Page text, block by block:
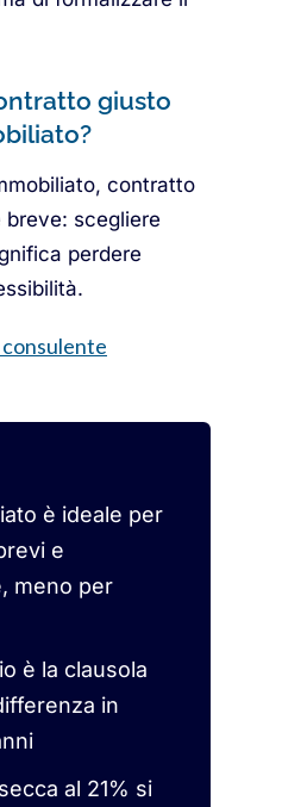
giusto
contratto
scegliere
perdere
consulente
è ideale per
e
meno per
è la clausola
in
al 21% si